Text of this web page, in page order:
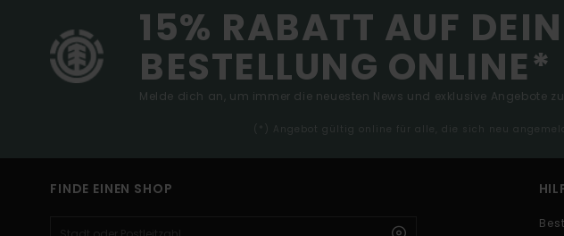
15% RABATT AUF
BESTELLUNG ONLINE*
Melde dich an, um immer die neuesten News und exklusive Angebote zu
(*) Angebot gültig online für alle, die sich neu
FINDE EINEN SHOP